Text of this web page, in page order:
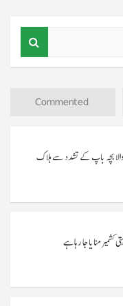
Commented
بچہ باپ کے تشدد سے ہلاک
کشمیر منایا جا رہا ہے